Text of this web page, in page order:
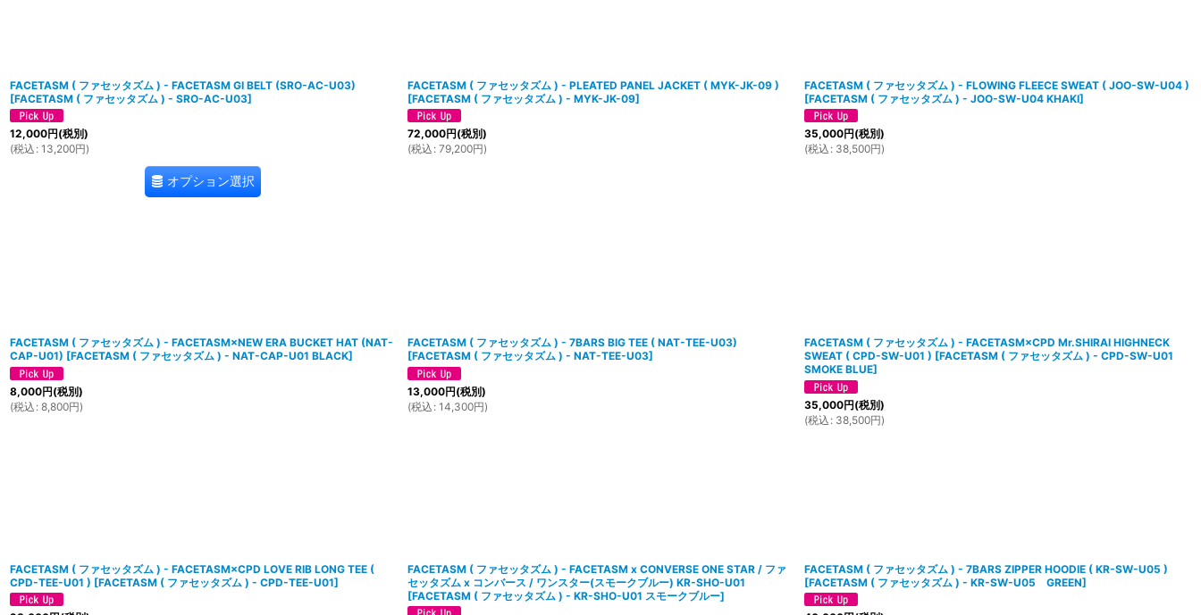
FACETASM ( ファセッタズム ) - FACETASM GI BELT (SRO-AC-U03)
[FACETASM ( ファセッタズム ) - SRO-AC-U03]
12,000円(税別)
(税込 : 13,200円)
オプション選択
FACETASM ( ファセッタズム ) - PLEATED PANEL JACKET ( MYK-JK-09 )
[FACETASM ( ファセッタズム ) - MYK-JK-09]
72,000円(税別)
(税込 : 79,200円)
FACETASM ( ファセッタズム ) - FLOWING FLEECE SWEAT ( JOO-SW-U04 )
[FACETASM ( ファセッタズム ) - JOO-SW-U04 KHAKI]
35,000円(税別)
(税込 : 38,500円)
FACETASM ( ファセッタズム ) - FACETASM×NEW ERA BUCKET HAT (NAT-
CAP-U01) [FACETASM ( ファセッタズム ) - NAT-CAP-U01 BLACK]
8,000円(税別)
(税込 : 8,800円)
FACETASM ( ファセッタズム ) - 7BARS BIG TEE ( NAT-TEE-U03)
[FACETASM ( ファセッタズム ) - NAT-TEE-U03]
13,000円(税別)
(税込 : 14,300円)
FACETASM ( ファセッタズム ) - FACETASM×CPD Mr.SHIRAI HIGHNECK
SWEAT ( CPD-SW-U01 ) [FACETASM ( ファセッタズム ) - CPD-SW-U01
SMOKE BLUE]
35,000円(税別)
(税込 : 38,500円)
FACETASM ( ファセッタズム ) - FACETASM×CPD LOVE RIB LONG TEE (
CPD-TEE-U01 ) [FACETASM ( ファセッタズム ) - CPD-TEE-U01]
FACETASM ( ファセッタズム ) - FACETASM x CONVERSE ONE STAR / ファ
セッタズム x コンバース / ワンスター(スモークブルー) KR-SHO-U01
[FACETASM ( ファセッタズム ) - KR-SHO-U01 スモークブルー]
FACETASM ( ファセッタズム ) - 7BARS ZIPPER HOODIE ( KR-SW-U05 )
[FACETASM ( ファセッタズム ) - KR-SW-U05 GREEN]